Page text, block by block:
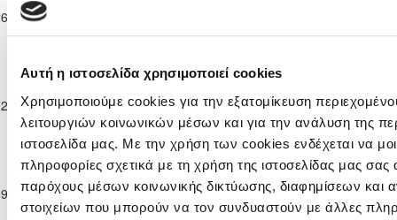
Αυτή η ιστοσελίδα χρησιμοποιεί cookies
Χρησιμοποιούμε cookies για την εξατομίκευση
λειτουργιών κοινωνικών μέσων και για την ανάλυση της
ιστοσελίδα μας. Με την χρήση των cookies ενδέχεται να
πληροφορίες σχετικά με τη χρήση της ιστοσελίδας μας
παρόχους μέσων κοινωνικής δικτύωσης, διαφημίσεων και
στοιχείων που μπορούν να τον συνδυαστούν με άλλες
10-2024
Κατηγορίας
ΤΡΟΥΛΛΩΝ
11-2024
Παγκύπριο
Επίλεκτης
Κατηγορίας
ΣΤΟΚ
Α.Ο. ΘΥΕΛΛΑ
ΑΓΙΟΥ
ΘΕΟΔΩΡΟΥ
ΛΑΡΝΑΚΑΣ
2 0
ΑΕΝ ΑΓΙΟΥ
ΓΕΩΡΓΙΟΥ
ΒΡΥΣΟΥΛΩΝ
ΑΧΕΡΙΤΟΥ
97'
11-2024
Παγκύπριο
Πρωτάθλημα
Επίλεκτης
Κατηγορίας
ΘΟΙ ΠΥΡΓΟΥ0 3
Α.Ο. ΘΥΕΛΛΑ
ΑΓΙΟΥ
ΘΕΟΔΩΡΟΥ
95'